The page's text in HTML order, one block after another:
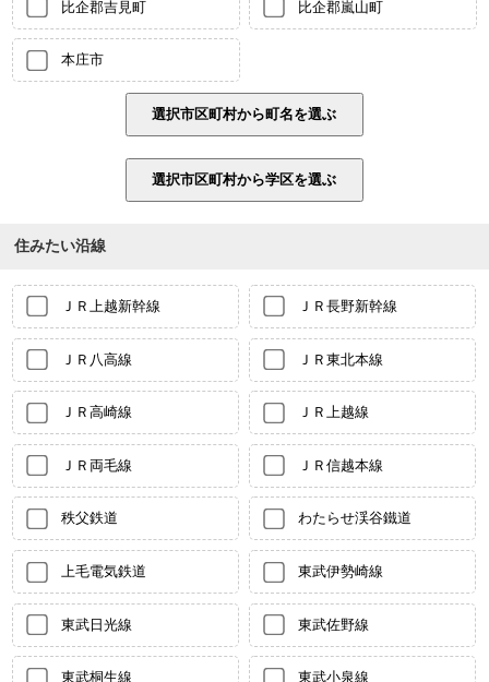
比企郡吉見町 比企郡嵐山町
本庄市
住みたい沿線
ＪＲ上越新幹線 ＪＲ長野新幹線
ＪＲ八高線 ＪＲ東北本線
ＪＲ高崎線 ＪＲ上越線
ＪＲ両毛線 ＪＲ信越本線
秩父鉄道 わたらせ渓谷鐵道
上毛電気鉄道 東武伊勢崎線
東武日光線 東武佐野線
東武桐生線 東武小泉線